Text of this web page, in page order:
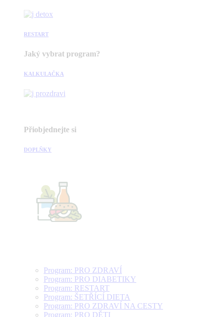
RESTART
Jaký vybrat program?
KALKULAČKA
Přiobjednejte si
DOPLŇKY
Program: PRO ZDRAVÍ
Program: PRO DIABETIKY
Program: RESTART
Program: ŠETŘÍCÍ DIETA
Program: PRO ZDRAVÍ NA CESTY
Program: PRO DĚTI